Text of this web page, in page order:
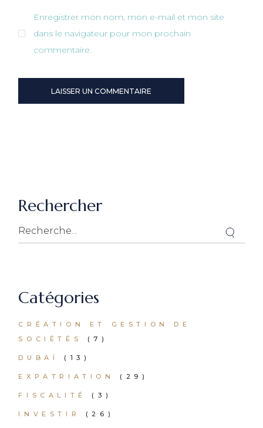
Enregistrer mon nom, mon e-mail et mon site
dans le navigateur pour mon prochain
commentaire.
LAISSER UN COMMENTAIRE
Rechercher
Catégories
CRÉATION ET GESTION DE
SOCIÉTÉS
(7)
DUBAÏ (13)
EXPATRIATION (29)
FISCALITÉ (3)
INVESTIR (26)